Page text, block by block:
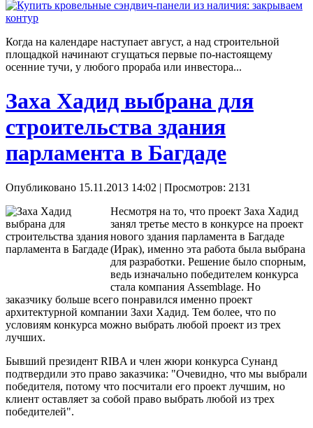
Когда на календаре наступает август, а над строительной
площадкой начинают сгущаться первые по-настоящему
осенние тучи, у любого прораба или инвестора...
Заха Хадид выбрана для
строительства здания
парламента в Багдаде
Опубликовано 15.11.2013 14:02 | Просмотров: 2131
Несмотря на то, что проект Заха Хадид
занял третье место в конкурсе на проект
нового здания парламента в Багдаде
(Ирак), именно эта работа была выбрана
для разработки. Решение было спорным,
ведь изначально победителем конкурса
стала компания Assemblage. Но
заказчику больше всего понравился именно проект
архитектурной компании Захи Хадид. Тем более, что по
условиям конкурса можно выбрать любой проект из трех
лучших.
Бывший президент RIBA и член жюри конкурса Сунанд
подтвердили это право заказчика: "Очевидно, что мы выбрали
победителя, потому что посчитали его проект лучшим, но
клиент оставляет за собой право выбрать любой из трех
победителей".